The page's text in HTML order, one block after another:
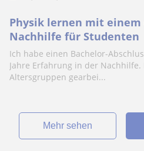
Physik lernen mit
Nachhilfe für Studenten
Ich habe einen Bachelor-
Jahre Erfahrung in der
Altersgruppen gearbei...
Mehr sehen